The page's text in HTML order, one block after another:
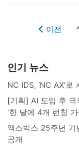
이전
인기 뉴스
NC IDS, ‘NC AX’로
[기획] AI 도입 후 극
'한 달에 4개 런칭
엑스박스 25주년 기
공개